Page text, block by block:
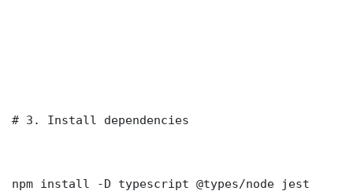
# 3. Install dependencies
npm install -D typescript @types/node jest